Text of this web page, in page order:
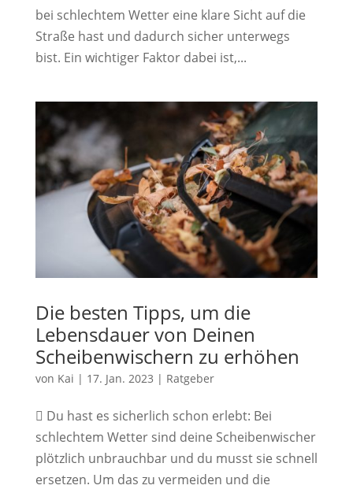
bei schlechtem Wetter eine klare Sicht auf die
Straße hast und dadurch sicher unterwegs
bist. Ein wichtiger Faktor dabei ist,...
Die besten Tipps, um die
Lebensdauer von Deinen
Scheibenwischern zu erhöhen
von Kai | 17. Jan. 2023 | Ratgeber
 Du hast es sicherlich schon erlebt: Bei
schlechtem Wetter sind deine Scheibenwischer
plötzlich unbrauchbar und du musst sie schnell
ersetzen. Um das zu vermeiden und die